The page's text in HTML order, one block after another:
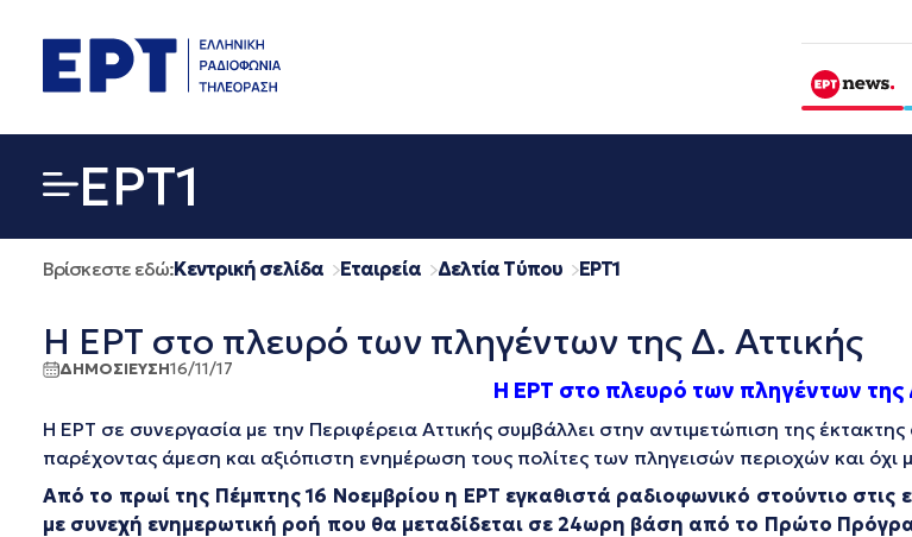
περιεχόμενο
EΡΤ1
Βρίσκεστε εδώ:Κεντρική σελίδα Εταιρεία Δελτία Τύπου EΡΤ1
Η ΕΡΤ στο πλευρό των πληγέντων της Δ. Αττικής
ΔΗΜΟΣΙΕΥΣΗ16/11/17
Η ΕΡΤ στο πλευρό των πληγέντων της
Η ΕΡΤ σε συνεργασία με την Περιφέρεια Αττικής συμβάλλει στην αντιμετώπιση της
παρέχοντας άμεση και αξιόπιστη ενημέρωση τους πολίτες των πληγεισών περιοχών και όχι
Από το πρωί της Πέμπτης 16 Νοεμβρίου η ΕΡΤ εγκαθιστά ραδιοφωνικό στούντιο στις
με συνεχή ενημερωτική ροή που θα μεταδίδεται σε 24ωρη βάση από το Πρώτο